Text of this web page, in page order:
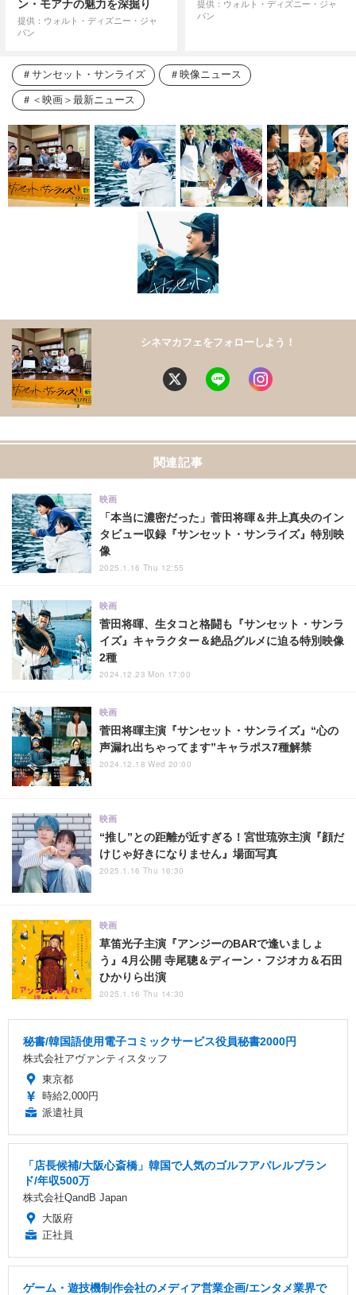
ン・モアナの魅力を深掘り
提供：ウォルト・ディズニー・ジャ
パン
提供：ウォルト・ディズニー・ジャ
パン
サンセット・サンライズ 映像ニュース
＜映画＞最新ニュース
シネマカフェをフォローしよう！
関連記事
「本当に濃密だった」菅田将暉＆井上真央のイン
タビュー収録『サンセット・サンライズ』特別映
像
映画
2025.1.16 Thu 12:55
菅田将暉、生タコと格闘も『サンセット・サンラ
イズ』キャラクター＆絶品グルメに迫る特別映像
2種
映画
2024.12.23 Mon 17:00
菅田将暉主演『サンセット・サンライズ』“心の
声漏れ出ちゃってます”キャラポス7種解禁
映画
2024.12.18 Wed 20:00
“推し”との距離が近すぎる！宮世琉弥主演『顔だ
けじゃ好きになりません』場面写真
映画
2025.1.16 Thu 16:30
草笛光子主演『アンジーのBARで逢いましょ
う』4月公開 寺尾聰＆ディーン・フジオカ＆石田
ひかりら出演
映画
2025.1.16 Thu 14:30
秘書/韓国語使用電子コミックサービス役員秘書2000円
株式会社アヴァンティスタッフ
東京都
時給2,000円
派遣社員
「店長候補/大阪心斎橋」韓国で人気のゴルフアパレルブラン
ド/年収500万
株式会社QandB Japan
大阪府
正社員
ゲーム・遊技機制作会社のメディア営業企画/エンタメ業界で